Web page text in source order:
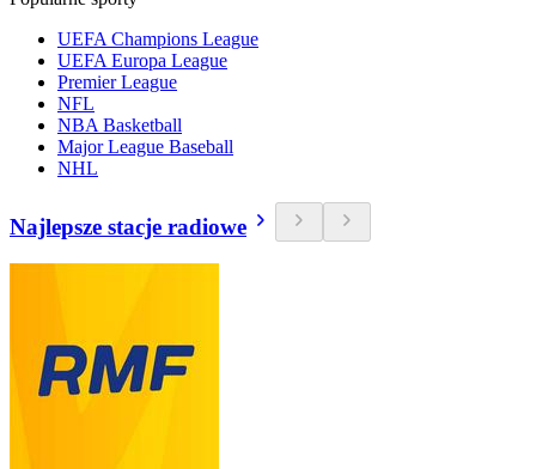
UEFA Champions League
UEFA Europa League
Premier League
NFL
NBA Basketball
Major League Baseball
NHL
Najlepsze stacje radiowe